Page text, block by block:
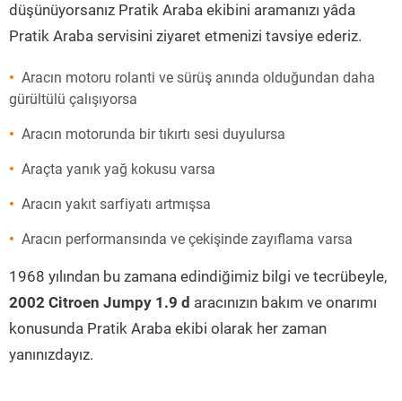
düşünüyorsanız Pratik Araba ekibini aramanızı yâda
Pratik Araba servisini ziyaret etmenizi tavsiye ederiz.
Aracın motoru rolanti ve sürüş anında olduğundan daha
gürültülü çalışıyorsa
Aracın motorunda bir tıkırtı sesi duyulursa
Araçta yanık yağ kokusu varsa
Aracın yakıt sarfiyatı artmışsa
Aracın performansında ve çekişinde zayıflama varsa
1968 yılından bu zamana edindiğimiz bilgi ve tecrübeyle,
2002 Citroen Jumpy 1.9 d aracınızın bakım ve onarımı
konusunda Pratik Araba ekibi olarak her zaman
yanınızdayız.